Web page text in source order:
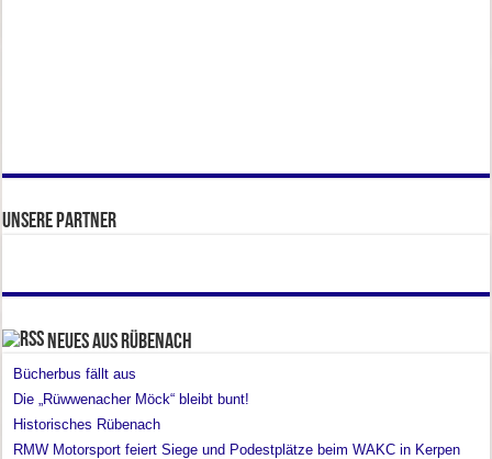
Unsere Partner
Neues aus Rübenach
Bücherbus fällt aus
Die „Rüwwenacher Möck“ bleibt bunt!
Historisches Rübenach
RMW Motorsport feiert Siege und Podestplätze beim WAKC in Kerpen